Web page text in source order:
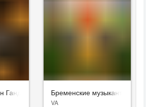
Гандам: Реквием возмездия
Бременские музыканты
VA